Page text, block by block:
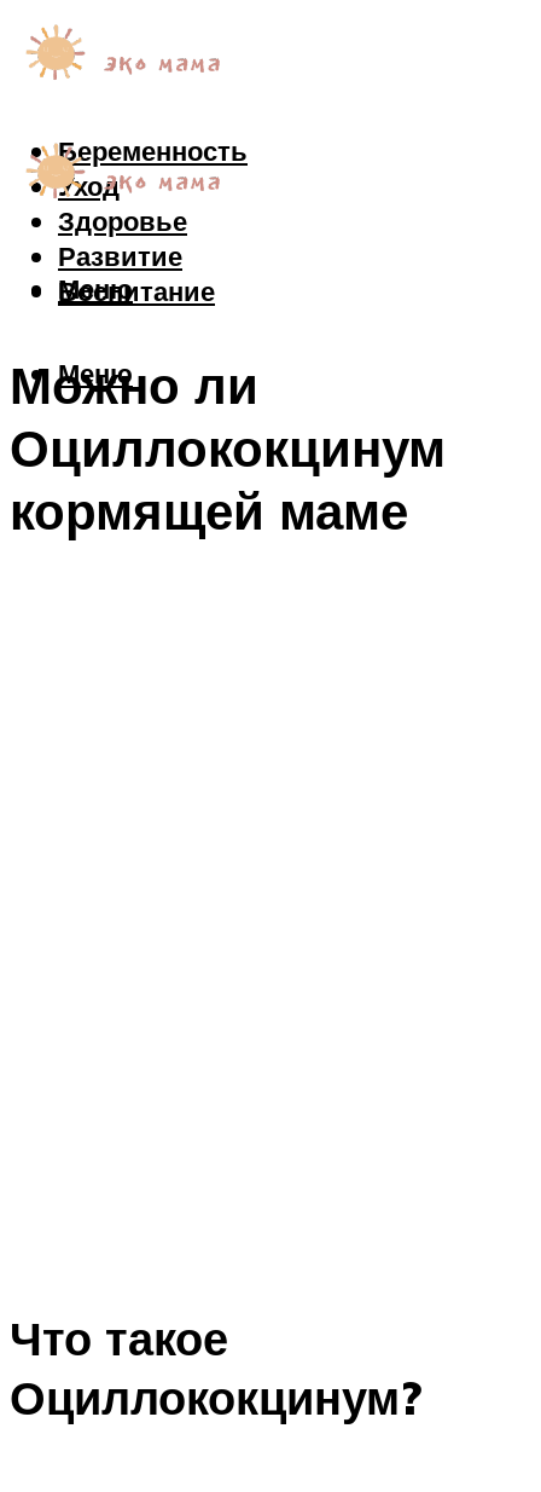
Беременность
Уход
Здоровье
Развитие
Воспитание
Меню
Меню
Можно ли
Оциллококцинум
кормящей маме
Что такое
Оциллококцинум?